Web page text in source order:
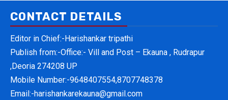
CONTACT DETAILS
Editor in Chief:-Harishankar tripathi
Publish from:-Office:- Vill and Post – Ekauna , Rudrapur
,Deoria 274208 UP
Mobile Number:-9648407554,8707748378
Email:-harishankarekauna@gmail.com